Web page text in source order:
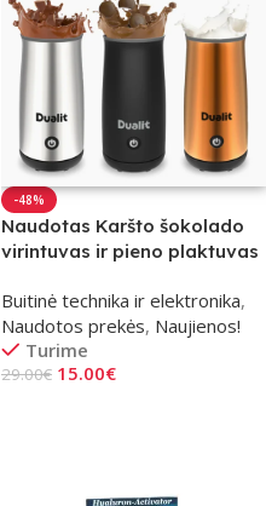
-48%
Naudotas Karšto šokolado
virintuvas ir pieno plaktuvas
Buitinė technika ir elektronika,
Naudotos prekės, Naujienos!
Turime
29.00€ 15.00€